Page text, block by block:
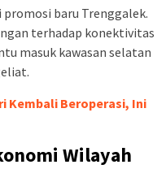
baru Trenggalek.
terhadap konektivitas
masuk kawasan selatan
Kembali Beroperasi, Ini
Wilayah